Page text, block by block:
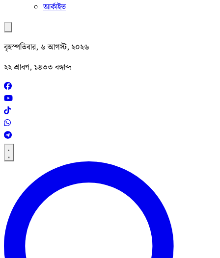
আর্কাইভ
বৃহস্পতিবার, ৬ আগস্ট, ২০২৬
২২ শ্রাবণ, ১৪৩৩ বঙ্গাব্দ